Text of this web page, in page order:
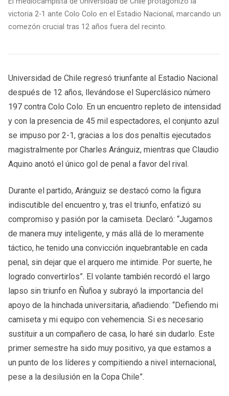
victoria 2-1 ante Colo Colo en el Estadio Nacional, marcando un
comezón crucial tras 12 años fuera del recinto.
Universidad de Chile regresó triunfante al Estadio Nacional
después de 12 años, llevándose el Superclásico número
197 contra Colo Colo. En un encuentro repleto de intensidad
y con la presencia de 45 mil espectadores, el conjunto azul
se impuso por 2-1, gracias a los dos penaltis ejecutados
magistralmente por Charles Aránguiz, mientras que Claudio
Aquino anotó el único gol de penal a favor del rival.
Durante el partido, Aránguiz se destacó como la figura
indiscutible del encuentro y, tras el triunfo, enfatizó su
compromiso y pasión por la camiseta. Declaró: “Jugamos
de manera muy inteligente, y más allá de lo meramente
táctico, he tenido una convicción inquebrantable en cada
penal, sin dejar que el arquero me intimide. Por suerte, he
logrado convertirlos”. El volante también recordó el largo
lapso sin triunfo en Ñuñoa y subrayó la importancia del
apoyo de la hinchada universitaria, añadiendo: “Defiendo mi
camiseta y mi equipo con vehemencia. Si es necesario
sustituir a un compañero de casa, lo haré sin dudarlo. Este
primer semestre ha sido muy positivo, ya que estamos a
un punto de los líderes y compitiendo a nivel internacional,
pese a la desilusión en la Copa Chile”.